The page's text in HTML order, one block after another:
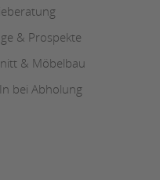
& Prospekte
& Möbelbau
bei Abholung